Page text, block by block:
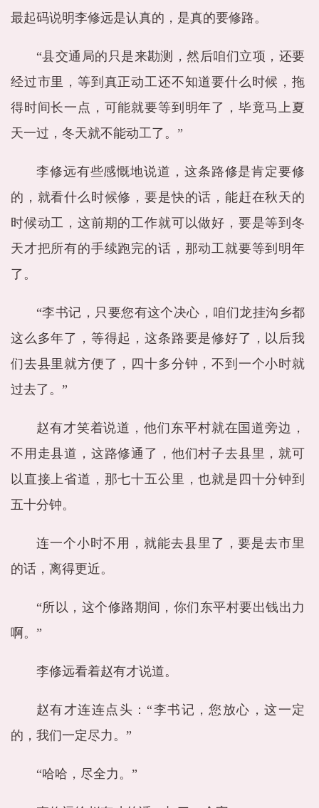
最起码说明李修远是认真的，是真的要修路。
“县交通局的只是来勘测，然后咱们立项，还要
经过市里，等到真正动工还不知道要什么时候，拖
得时间长一点，可能就要等到明年了，毕竟马上夏
天一过，冬天就不能动工了。”
李修远有些感慨地说道，这条路修是肯定要修
的，就看什么时候修，要是快的话，能赶在秋天的
时候动工，这前期的工作就可以做好，要是等到冬
天才把所有的手续跑完的话，那动工就要等到明年
了。
“李书记，只要您有这个决心，咱们龙挂沟乡都
这么多年了，等得起，这条路要是修好了，以后我
们去县里就方便了，四十多分钟，不到一个小时就
过去了。”
赵有才笑着说道，他们东平村就在国道旁边，
不用走县道，这路修通了，他们村子去县里，就可
以直接上省道，那七十五公里，也就是四十分钟到
五十分钟。
连一个小时不用，就能去县里了，要是去市里
的话，离得更近。
“所以，这个修路期间，你们东平村要出钱出力
啊。”
李修远看着赵有才说道。
赵有才连连点头：“李书记，您放心，这一定
的，我们一定尽力。”
“哈哈，尽全力。”